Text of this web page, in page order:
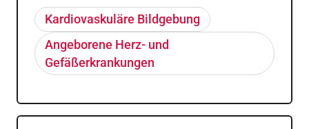
Kardiovaskuläre Bildgebung
Angeborene Herz- und
Gefäßerkrankungen